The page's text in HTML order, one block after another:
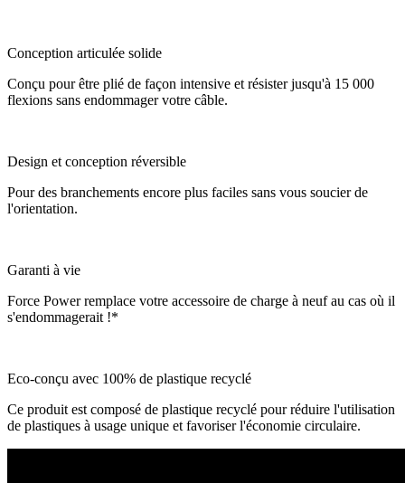
Conception articulée solide
Conçu pour être plié de façon intensive et résister jusqu'à 15 000
flexions sans endommager votre câble.
Design et conception réversible
Pour des branchements encore plus faciles sans vous soucier de
l'orientation.
Garanti à vie
Force Power remplace votre accessoire de charge à neuf au cas où il
s'endommagerait !*
Eco-conçu avec 100% de plastique recyclé
Ce produit est composé de plastique recyclé pour réduire l'utilisation
de plastiques à usage unique et favoriser l'économie circulaire.